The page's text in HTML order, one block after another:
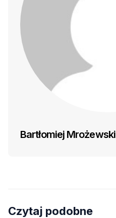
Bartłomiej Mrożewski
Czytaj podobne